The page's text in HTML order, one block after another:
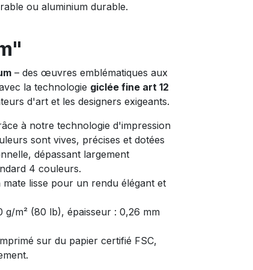
ou aluminium durable.
– des œuvres emblématiques aux
la technologie giclée fine art 12
d'art et les designers exigeants.
à notre technologie d'impression
sont vives, précises et dotées
dépassant largement
4 couleurs.
mate lisse pour un rendu élégant et
g/m² (80 lb), épaisseur : 0,26 mm
sur du papier certifié FSC,